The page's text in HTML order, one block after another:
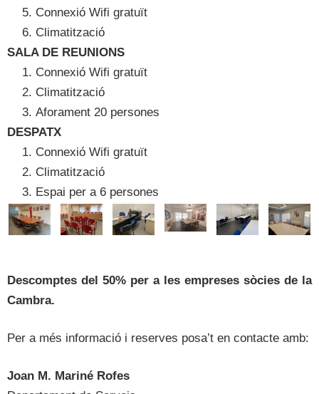
Connexió Wifi gratuït
Climatització
SALA DE REUNIONS
Connexió Wifi gratuït
Climatització
Aforament 20 persones
DESPATX
Connexió Wifi gratuït
Climatització
Espai per a 6 persones
Descomptes del 50% per a les empreses sòcies de la
Cambra.
Per a més informació i reserves posa’t en contacte amb:
Joan M. Mariné Rofes